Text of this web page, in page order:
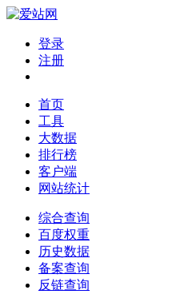
登录
注册
首页
工具
大数据
排行榜
客户端
网站统计
综合查询
百度权重
历史数据
备案查询
反链查询